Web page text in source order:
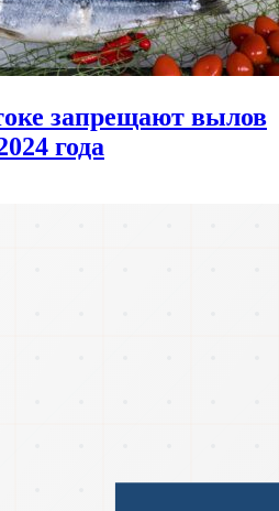
запрещают вылов
года